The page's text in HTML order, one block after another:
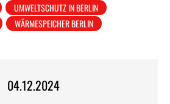
UMWELTSCHUTZ IN BERLIN
WÄRMESPEICHER BERLIN
04.12.2024